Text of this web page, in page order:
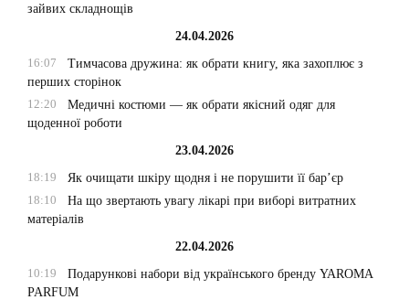
зайвих складнощів
24.04.2026
16:07
Тимчасова дружина: як обрати книгу, яка захоплює з
перших сторінок
12:20
Медичні костюми — як обрати якісний одяг для
щоденної роботи
23.04.2026
18:19
Як очищати шкіру щодня і не порушити її бар’єр
18:10
На що звертають увагу лікарі при виборі витратних
матеріалів
22.04.2026
10:19
Подарункові набори від українського бренду YAROMA
PARFUM